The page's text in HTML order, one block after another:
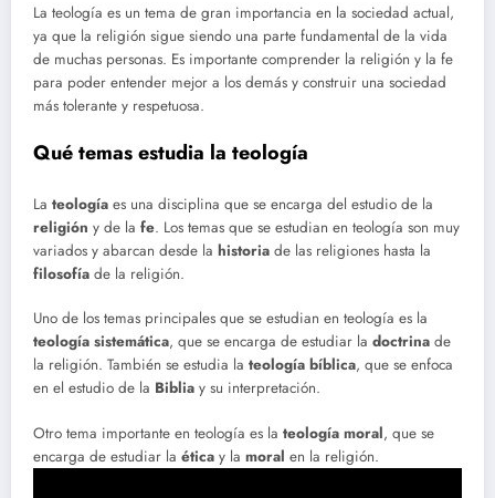
La teología es un tema de gran importancia en la sociedad actual,
ya que la religión sigue siendo una parte fundamental de la vida
de muchas personas. Es importante comprender la religión y la fe
para poder entender mejor a los demás y construir una sociedad
más tolerante y respetuosa.
Qué temas estudia la teología
La teología es una disciplina que se encarga del estudio de la
religión y de la fe. Los temas que se estudian en teología son muy
variados y abarcan desde la historia de las religiones hasta la
filosofía de la religión.
Uno de los temas principales que se estudian en teología es la
teología sistemática, que se encarga de estudiar la doctrina de
la religión. También se estudia la teología bíblica, que se enfoca
en el estudio de la Biblia y su interpretación.
Otro tema importante en teología es la teología moral, que se
encarga de estudiar la ética y la moral en la religión.